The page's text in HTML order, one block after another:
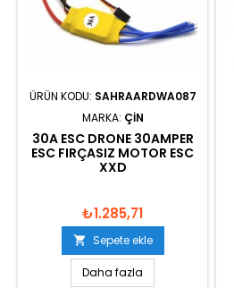
ÜRÜN KODU: SAHRAARDWA087
MARKA: ÇIN
30A ESC DRONE 30AMPER
ESC FIRÇASIZ MOTOR ESC
XXD
₺1.285,71
 Sepete ekle
Daha fazla